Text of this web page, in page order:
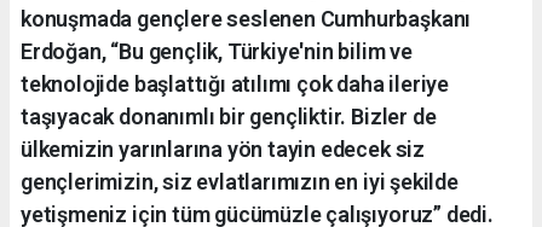
konuşmada gençlere seslenen Cumhurbaşkanı
Erdoğan, “Bu gençlik, Türkiye'nin bilim ve
teknolojide başlattığı atılımı çok daha ileriye
taşıyacak donanımlı bir gençliktir. Bizler de
ülkemizin yarınlarına yön tayin edecek siz
gençlerimizin, siz evlatlarımızın en iyi şekilde
yetişmeniz için tüm gücümüzle çalışıyoruz” dedi.